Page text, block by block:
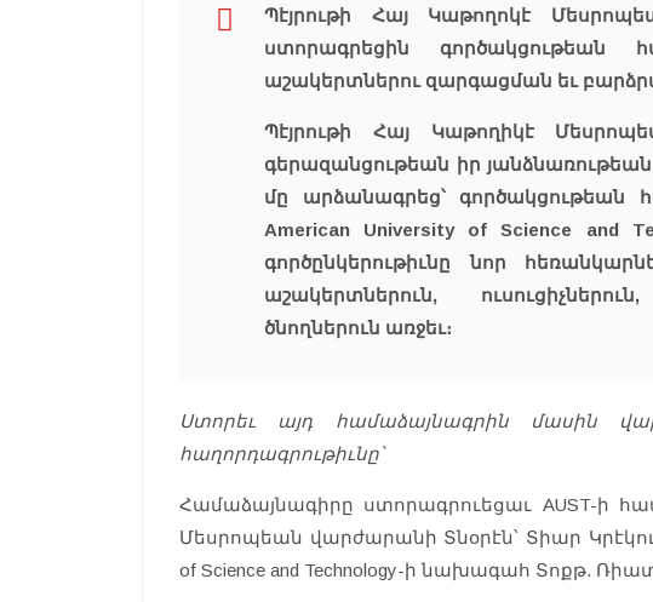
Պէյրութի Հայ Կաթողոկէ
ստորագրեցին գործակցութեան
աշակերտներու զարգացման եւ
Պէյրութի Հայ Կաթողիկէ
գերազանցութեան իր
մը արձանագրեց՝ գործակցութեան
American University of Science and
գործընկերութիւնը նոր
աշակերտներուն,
ծնողներուն առջեւ։
Ստորեւ այդ համաձայնագրին մասին
հաղորդագրութիւնը՝
Համաձայնագիրը ստորագրուեցաւ AUST-ի
Մեսրոպեան վարժարանի Տնօրէն՝ Տիար
of Science and Technology-ի նախագահ Տոքթ.